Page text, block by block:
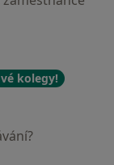
kolegy!